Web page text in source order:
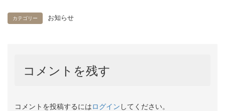
カテゴリー お知らせ
コメントを残す
コメントを投稿するには ログイン してください。